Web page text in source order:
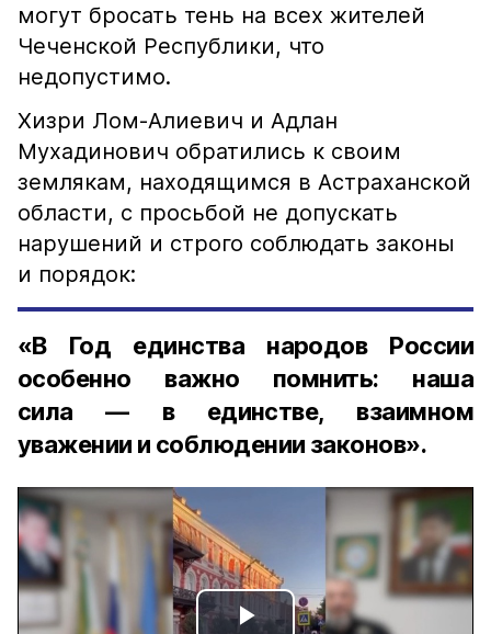
могут бросать тень на всех жителей
Чеченской Республики, что
недопустимо.
Хизри Лом-Алиевич и Адлан
Мухадинович обратились к своим
землякам, находящимся в Астраханской
области, с просьбой не допускать
нарушений и строго соблюдать законы
и порядок:
«В Год единства народов России
особенно важно помнить: наша
сила — в единстве, взаимном
уважении и соблюдении законов».